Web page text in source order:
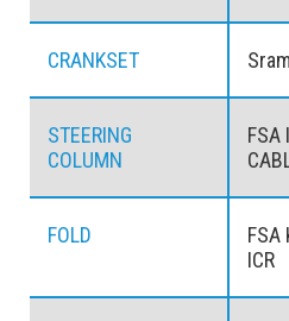
CRANKSET
STEERING
COLUMN
FSA
FOLD
FSA
ICR